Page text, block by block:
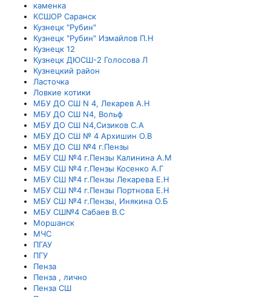
каменка
КСШОР Саранск
Кузнецк "Рубин"
Кузнецк "Рубин" Измайлов П.Н
Кузнецк 12
Кузнецк ДЮСШ-2 Голосова Л
Кузнецкий район
Ласточка
Ловкие котики
МБУ ДО СШ N 4, Лекарев А.Н
МБУ ДО СШ N4, Вольф
МБУ ДО СШ N4,Сизиков С.А
МБУ ДО СШ № 4 Архишин О.В
МБУ ДО СШ №4 г.Пензы
МБУ СШ №4 г.Пензы Калинина А.М
МБУ СШ №4 г.Пензы Косенко А.Г
МБУ СШ №4 г.Пензы Лекарева Е.Н
МБУ СШ №4 г.Пензы Портнова Е.Н
МБУ СШ №4 г.Пензы, Инякина О.Б
МБУ СШ№4 Сабаев В.С
Моршанск
МЧС
ПГАУ
ПГУ
Пенза
Пенза , лично
Пенза СШ